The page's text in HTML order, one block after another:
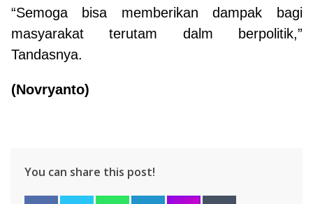
“Semoga bisa memberikan dampak bagi
masyarakat terutam dalm berpolitik,”
Tandasnya.
(Novryanto)
You can share this post!